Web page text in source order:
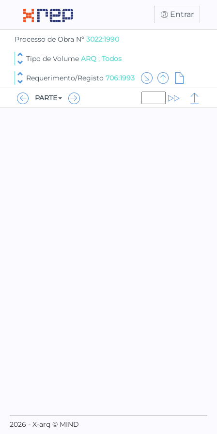
Entrar
Processo de Obra Nº 3022:1990
Tipo de Volume ARQ ; Todos
Requerimento/Registo 706:1993
PARTE
2026 - X-arq © MIND